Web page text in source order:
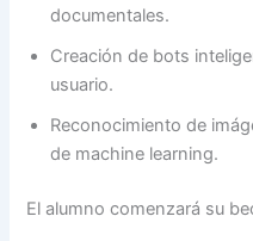
documentales.
Creación de bots
usuario.
Reconocimiento de
de machine learning.
El alumno comenzará su